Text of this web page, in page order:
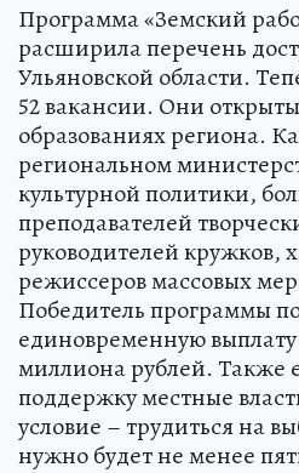
Программа «Земский
расширила перечень
Ульяновской области.
52 вакансии. Они
образованиях региона.
региональном
культурной политики,
преподавателей
руководителей кружков,
режиссеров массовых
Победитель программы
единовременную
миллиона рублей. Также
поддержку местные
условие – трудиться на
нужно будет не менее